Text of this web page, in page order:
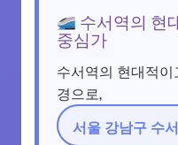
수서역의 현
중심가
수서역의 현대적
경으로,
서울 강남구 수